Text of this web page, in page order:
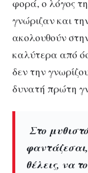
φορά, ο λόγος
γνώριζαν και
ακολουθούν
καλύτερα από
δεν την
δυνατή πρώτη
Στο
θέλεις, να